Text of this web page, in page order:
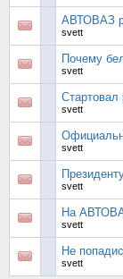
АВТОВАЗ
svett
Почему
svett
Стартовал
svett
svett
svett
На
svett
Не
svett